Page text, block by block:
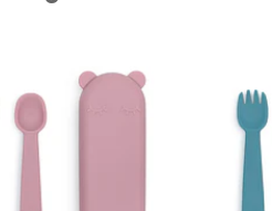
Com
- Rosa
€13,95